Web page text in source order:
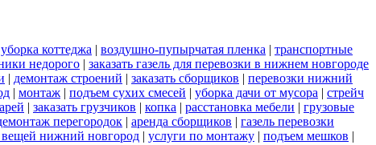
уборка коттеджа | воздушно-пупырчатая пленка | транспортные
недорого | заказать газель для перевозки в нижнем новгороде
| демонтаж строений | заказать сборщиков | перевозки нижний
| монтаж | подъем сухих смесей | уборка дачи от мусора | стрейч
| заказать грузчиков | копка | расстановка мебели | грузовые
перегородок | аренда сборщиков | газель перевозки
вещей нижний новгород | услуги по монтажу | подъем мешков |